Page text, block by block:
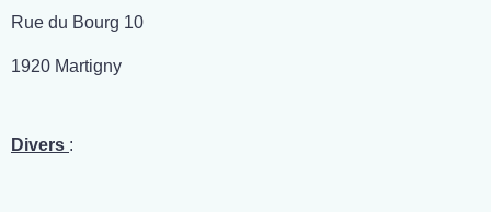
Rue du Bourg 10
1920 Martigny
Divers :